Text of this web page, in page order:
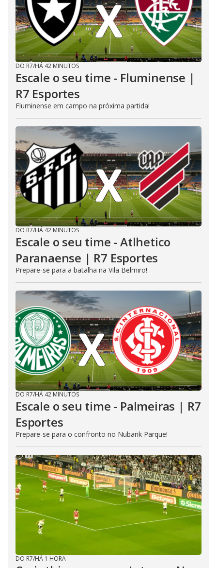
DO R7/HÁ 42 MINUTOS
Escale o seu time - Fluminense |
R7 Esportes
Fluminense em campo na próxima partida!
DO R7/HÁ 42 MINUTOS
Escale o seu time - Atlhetico
Paranaense | R7 Esportes
Prepare-se para a batalha na Vila Belmiro!
DO R7/HÁ 42 MINUTOS
Escale o seu time - Palmeiras | R7
Esportes
Prepare-se para o confronto no Nubank Parque!
DO R7/HÁ 1 HORA